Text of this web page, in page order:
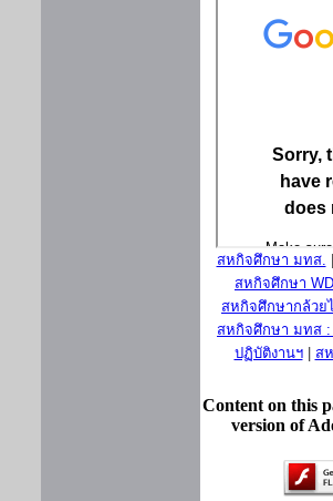
สหกิจศึกษา มทส.
สหกิจศึกษา WD
สหกิจศึกษากล้วย
สหกิจศึกษา มทส :
ปฏิบัติงานฯ| ส
Content on this
version of